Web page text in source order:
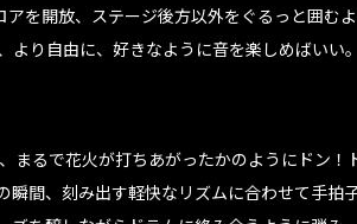
アを開放、ステージ後方以外をぐるっと囲む
より自由に、好きなように音を楽しめばいい。
まるで花火が打ちあがったかのようにドン
瞬間、刻み出す軽快なリズムに合わせて手拍